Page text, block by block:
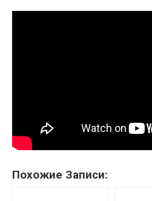
Похожие Записи: